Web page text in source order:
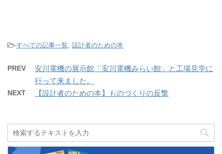
-すべての記事一覧 設計者のための本
PREV
安川電機の展示館「安川電機みらい館」と工場見学に
行って来ました。
NEXT 【設計者のための本】ものづくりの反撃